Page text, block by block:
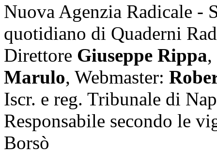
Nuova Agenzia Radicale -
quotidiano di Quaderni
Direttore Giuseppe Rippa,
Marulo, Webmaster:
Iscr. e reg. Tribunale di
Responsabile secondo le
Borsò